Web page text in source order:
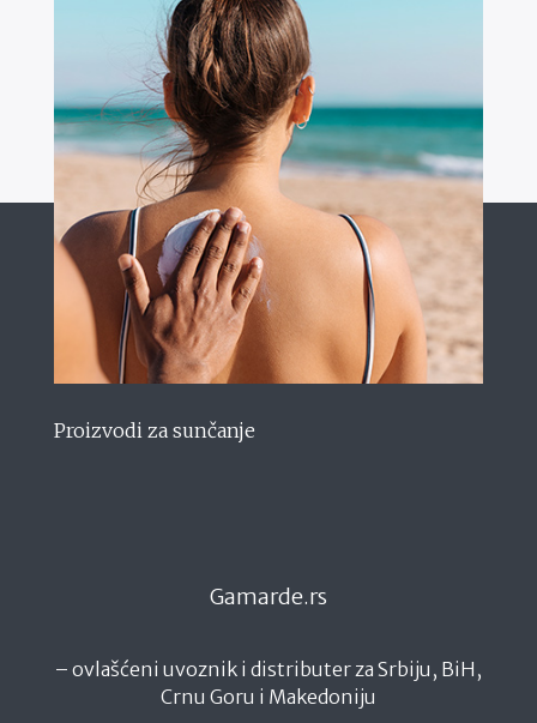
Proizvodi za sunčanje
Gamarde.rs
– ovlašćeni uvoznik i distributer za Srbiju, BiH,
Crnu Goru i Makedoniju